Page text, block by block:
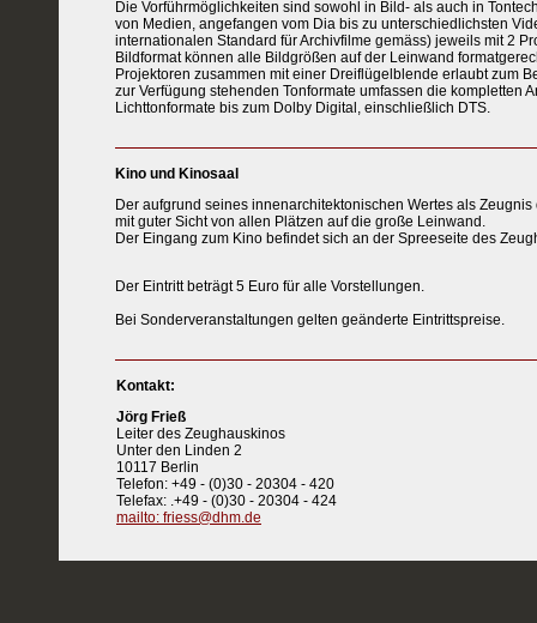
Die Vorführmöglichkeiten sind sowohl in Bild- als auch in
von Medien, angefangen vom Dia bis zu unterschiedlichsten
internationalen Standard für Archivfilme gemäss) jeweils mit 2
Bildformat können alle Bildgrößen auf der Leinwand
Projektoren zusammen mit einer Dreiflügelblende erlaubt zum
zur Verfügung stehenden Tonformate umfassen die kompletten
Lichttonformate bis zum Dolby Digital, einschließlich DTS.
Kino und Kinosaal
Der aufgrund seines innenarchitektonischen Wertes als
mit guter Sicht von allen Plätzen auf die große Leinwand.
Der Eingang zum Kino befindet sich an der Spreeseite des
Der Eintritt beträgt 5 Euro für alle Vorstellungen.
Bei Sonderveranstaltungen gelten geänderte Eintrittspreise.
Kontakt:
Jörg Frieß
Leiter des Zeughauskinos
Unter den Linden 2
10117 Berlin
Telefon: +49 - (0)30 - 20304 - 420
Telefax: .+49 - (0)30 - 20304 - 424
mailto: friess@dhm.de